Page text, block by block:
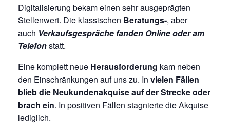
Digitalisierung bekam einen sehr ausgeprägten
Stellenwert. Die klassischen Beratungs-, aber
auch Verkaufsgespräche fanden Online oder am
Telefonstatt.
Eine komplett neue Herausforderung kam neben
den Einschränkungen auf uns zu. In vielen Fällen
bliebdie Neukundenakquise auf der Strecke oder
brach ein. In positiven Fällen stagnierte die Akquise
lediglich.